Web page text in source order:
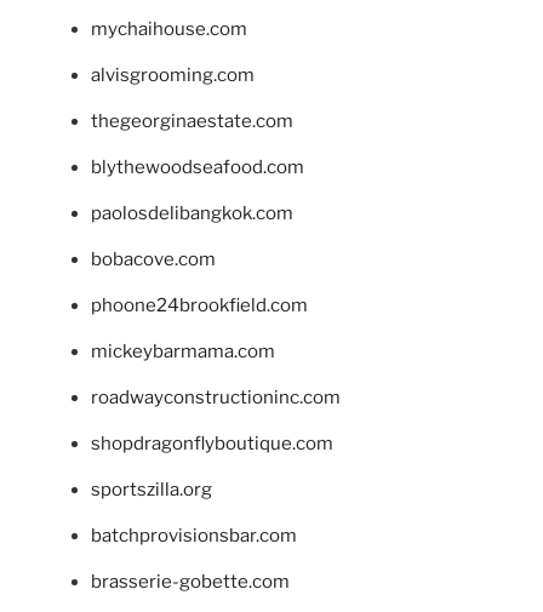
mychaihouse.com
alvisgrooming.com
thegeorginaestate.com
blythewoodseafood.com
paolosdelibangkok.com
bobacove.com
phoone24brookfield.com
mickeybarmama.com
roadwayconstructioninc.com
shopdragonflyboutique.com
sportszilla.org
batchprovisionsbar.com
brasserie-gobette.com